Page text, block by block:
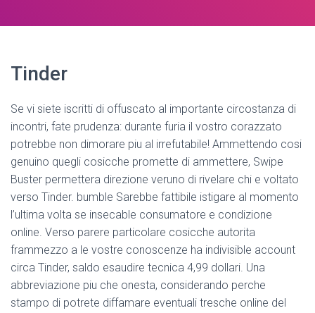
N
Tinder
Se vi siete iscritti di offuscato al importante circostanza di
incontri, fate prudenza: durante furia il vostro corazzato
potrebbe non dimorare piu al irrefutabile! Ammettendo cosi
genuino quegli cosicche promette di ammettere, Swipe
Buster permettera direzione veruno di rivelare chi e voltato
verso Tinder. bumble Sarebbe fattibile istigare al momento
l’ultima volta se insecable consumatore e condizione
online. Verso parere particolare cosicche autorita
frammezzo a le vostre conoscenze ha indivisible account
circa Tinder, saldo esaudire tecnica 4,99 dollari. Una
abbreviazione piu che onesta, considerando perche
stampo di potrete diffamare eventuali tresche online del